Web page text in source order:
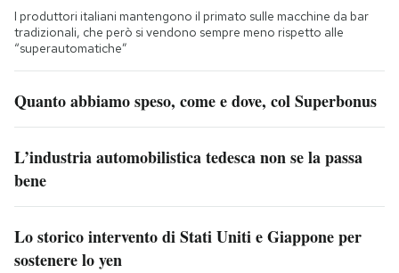
I produttori italiani mantengono il primato sulle macchine da bar
tradizionali, che però si vendono sempre meno rispetto alle
“superautomatiche”
Quanto abbiamo speso, come e dove, col Superbonus
L’industria automobilistica tedesca non se la passa
bene
Lo storico intervento di Stati Uniti e Giappone per
sostenere lo yen